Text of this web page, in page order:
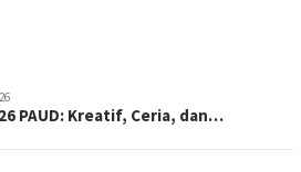
PAUD: Kreatif, Ceria, dan…